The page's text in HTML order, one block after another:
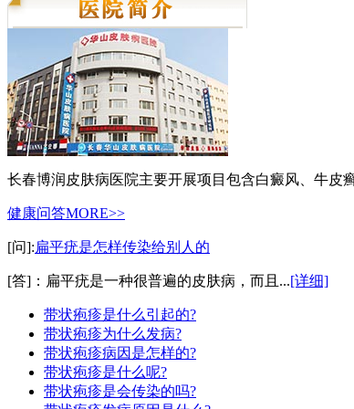
长春博润皮肤病医院主要开展项目包含白癜风、牛
健康问答MORE>>
[问]:扁平疣是怎样传染给别人的
[答]：扁平疣是一种很普遍的皮肤病，而且...[详细]
带状疱疹是什么引起的?
带状疱疹为什么发病?
带状疱疹病因是怎样的?
带状疱疹是什么呢?
带状疱疹是会传染的吗?